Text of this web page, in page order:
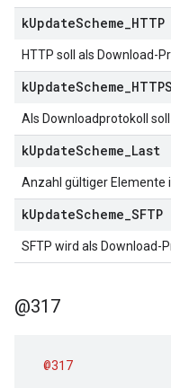
kUpdateScheme HTTP
HTTP soll als Download-
kUpdateScheme HTTPS
Als Downloadprotokoll
kUpdateScheme Last
Anzahl gültiger Elemente
kUpdateScheme SFTP
SFTP wird als Download-
@317
@317